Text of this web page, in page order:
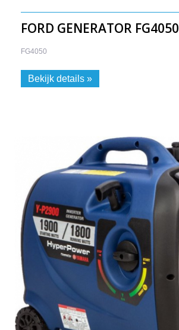
FORD GENERATOR FG4050
FG4050
Bekijk details »